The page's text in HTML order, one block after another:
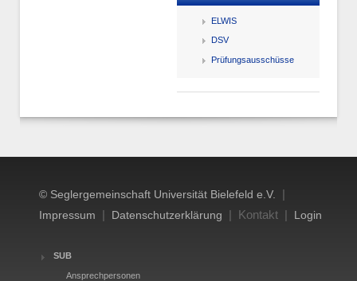
ELWIS
DSV
Prüfungsausschüsse
© Seglergemeinschaft Universität Bielefeld e.V. |
Impressum | Datenschutzerklärung | Kontakt | Login
SUB
Ansprechpersonen